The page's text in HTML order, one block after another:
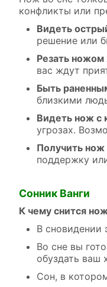
конфликты или
Видеть
решение или
Резать ножом
вас ждут
Быть
близкими
Видеть нож с
угрозах.
Получить нож
поддержку
Сонник Ванги
К чему снится
В сновидении
Во сне вы
обуздать ваш
Сон, в